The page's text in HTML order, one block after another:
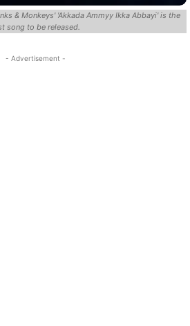
& Monkeys' 'Akkada Ammyy Ikka Abbayi' is the
song to be released.
- Advertisement -